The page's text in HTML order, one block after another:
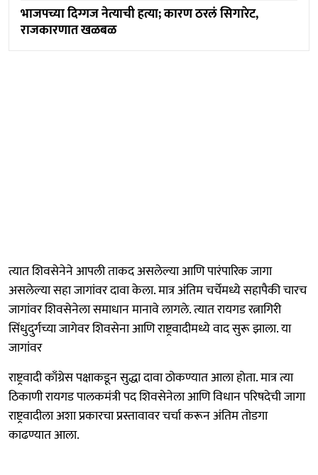
भाजपच्या दिग्गज नेत्याची हत्या; कारण ठरलं सिगारेट,
राजकारणात खळबळ
त्यात शिवसेनेने आपली ताकद असलेल्या आणि पारंपारिक जागा
असलेल्या सहा जागांवर दावा केला. मात्र अंतिम चर्चेमध्ये सहापैकी चारच
जागांवर शिवसेनेला समाधान मानावे लागले. त्यात रायगड रत्नागिरी
सिंधुदुर्गच्या जागेवर शिवसेना आणि राष्ट्रवादीमध्ये वाद सुरू झाला. या
जागांवर
राष्ट्रवादी काँग्रेस पक्षाकडून सुद्धा दावा ठोकण्यात आला होता. मात्र त्या
ठिकाणी रायगड पालकमंत्री पद शिवसेनेला आणि विधान परिषदेची जागा
राष्ट्रवादीला अशा प्रकारचा प्रस्तावावर चर्चा करून अंतिम तोडगा
काढण्यात आला.